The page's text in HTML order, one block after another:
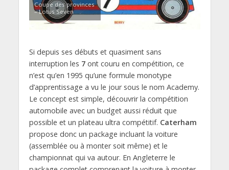
Coupe des provinces
– Lotus Seven
Si depuis ses débuts et quasiment sans
interruption les 7ont couru en compétition, ce
n’est qu’en 1995 qu’une formule monotype
d’apprentissage a vu le jour sous le nom Academy.
Le concept est simple, découvrir la compétition
automobile avec un budget aussi réduit que
possible et un plateau ultra compétitif. Caterham
propose donc un package incluant la voiture
(assemblée ou à monter soit même) et le
championnat qui va autour. En Angleterre le